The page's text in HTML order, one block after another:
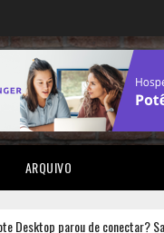
ARQUIVO
parou de conectar? Saiba